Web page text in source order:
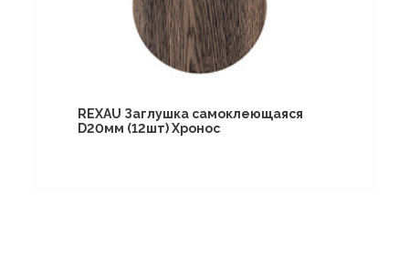
REXAU Заглушка самоклеющаяся
D20мм (12шт) Хронос